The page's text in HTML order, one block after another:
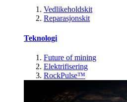
Vedlikeholdskit
Reparasjonskit
Teknologi
Future of mining
Elektrifisering
RockPulse™